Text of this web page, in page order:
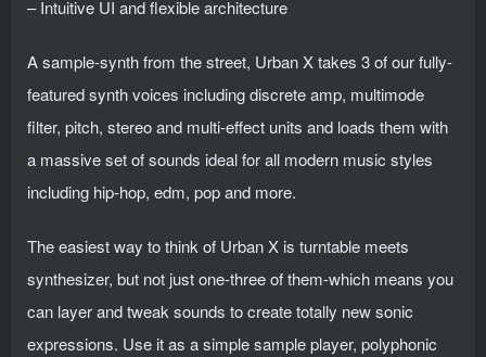
– Intuitive UI and flexible architecture
A sample-synth from the street, Urban X takes 3 of our fully-
featured synth voices including discrete amp, multimode
filter, pitch, stereo and multi-effect units and loads them with
a massive set of sounds ideal for all modern music styles
including hip-hop, edm, pop and more.
The easiest way to think of Urban X is turntable meets
synthesizer, but not just one-three of them-which means you
can layer and tweak sounds to create totally new sonic
expressions. Use it as a simple sample player, polyphonic